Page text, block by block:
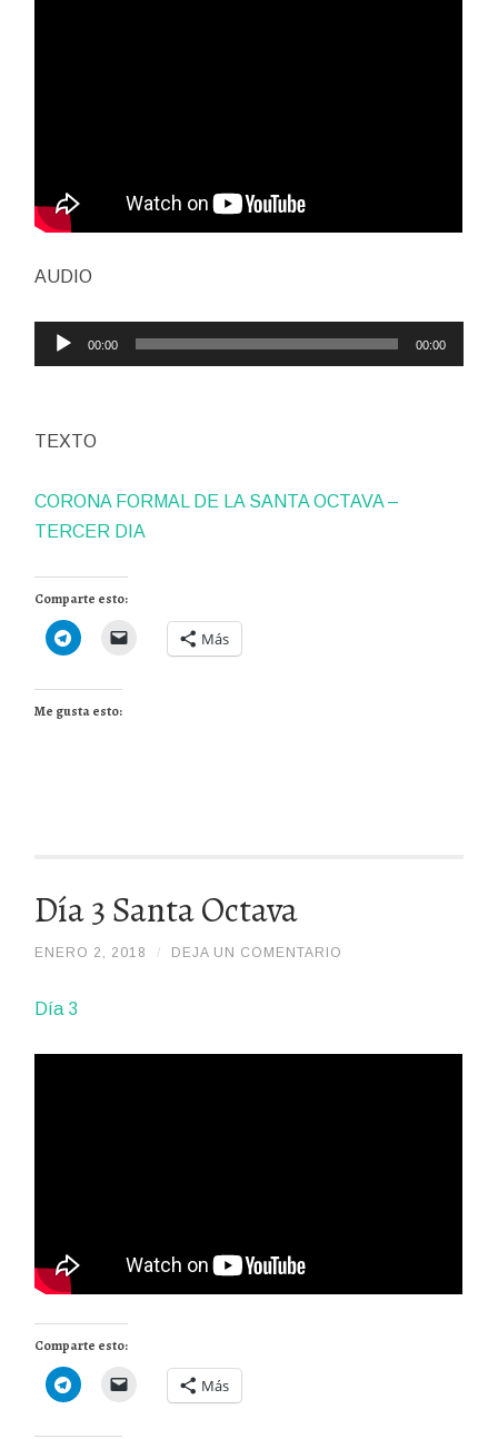
AUDIO
Reproductor
de
00:00 00:00
TEXTO
CORONA FORMAL DE LA SANTA OCTAVA –
TERCER DIA
Comparte esto:
Más
Me gusta esto:
Día 3 Santa Octava
ENERO 2, 2018
// DEJA UN COMENTARIO
Día 3
Comparte esto:
Más